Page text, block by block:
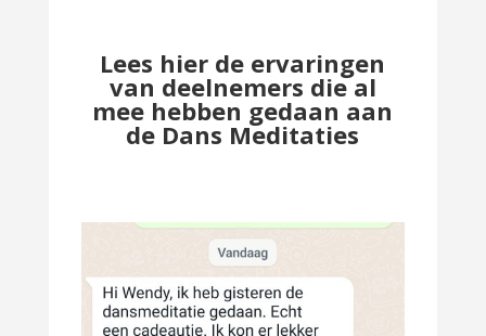
Lees hier de ervaringen
van deelnemers die al
mee hebben gedaan aan
de Dans Meditaties